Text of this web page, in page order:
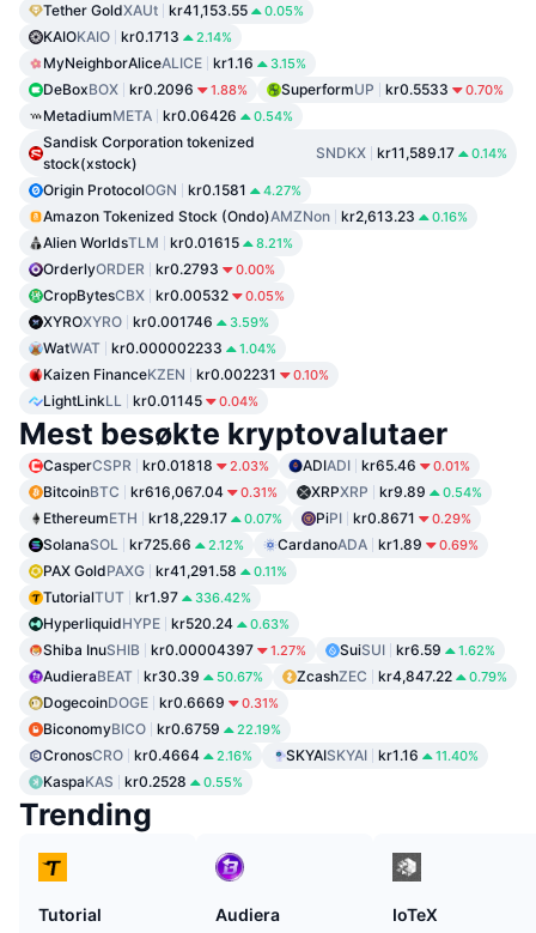
Tether GoldXAUt kr41,153.55 0.05%
KAIOKAIO kr0.1713 2.14%
MyNeighborAliceALICE kr1.16 3.15%
DeBoxBOX kr0.2096 1.88% SuperformUP kr0.5533 0.70%
MetadiumMETA kr0.06426 0.54%
Sandisk Corporation tokenized
stock(xstock)
SNDKX kr11,589.17 0.14%
Origin ProtocolOGN kr0.1581 4.27%
Amazon Tokenized Stock (Ondo)AMZNon kr2,613.23 0.16%
Alien WorldsTLM kr0.01615 8.21%
OrderlyORDER kr0.2793 0.00%
CropBytesCBX kr0.00532 0.05%
XYROXYRO kr0.001746 3.59%
WatWAT kr0.000002233 1.04%
Kaizen FinanceKZEN kr0.002231 0.10%
LightLinkLL kr0.01145 0.04%
Mest besøkte kryptovalutaer
CasperCSPR kr0.01818 2.03% ADIADI kr65.46 0.01%
BitcoinBTC kr616,067.04 0.31% XRPXRP kr9.89 0.54%
EthereumETH kr18,229.17 0.07% PiPI kr0.8671 0.29%
SolanaSOL kr725.66 2.12% CardanoADA kr1.89 0.69%
PAX GoldPAXG kr41,291.58 0.11%
TutorialTUT kr1.97 336.42%
HyperliquidHYPE kr520.24 0.63%
Shiba InuSHIB kr0.00004397 1.27% SuiSUI kr6.59 1.62%
AudieraBEAT kr30.39 50.67% ZcashZEC kr4,847.22 0.79%
DogecoinDOGE kr0.6669 0.31%
BiconomyBICO kr0.6759 22.19%
CronosCRO kr0.4664 2.16% SKYAISKYAI kr1.16 11.40%
KaspaKAS kr0.2528 0.55%
Trending
Tutorial
Audiera
IoTeX